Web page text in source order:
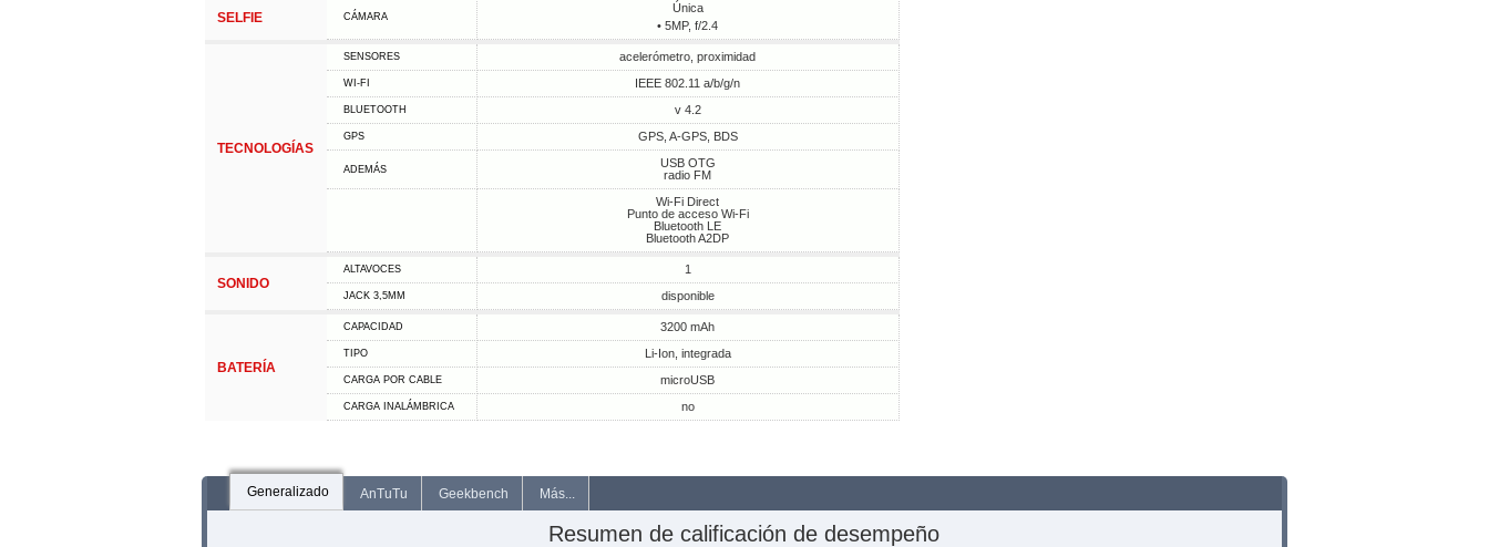
SELFIE CÁMARA
Única
• 5MP, f/2.4
TECNOLOGÍAS
SENSORES acelerómetro, proximidad
WI-FI IEEE 802.11 a/b/g/n
BLUETOOTH v 4.2
GPS GPS, A-GPS, BDS
ADEMÁS
USB OTG
radio FM
Wi-Fi Direct
Punto de acceso Wi-Fi
Bluetooth LE
Bluetooth A2DP
SONIDO
ALTAVOCES 1
JACK 3,5MM disponible
BATERÍA
CAPACIDAD 3200 mAh
TIPO Li-Ion, integrada
CARGA POR CABLE microUSB
CARGA INALÁMBRICA no
Generalizado AnTuTu Geekbench Más...
Resumen de calificación de desempeño